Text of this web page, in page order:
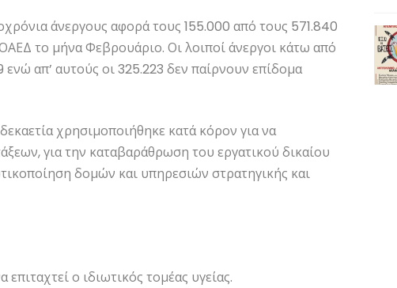
άνεργους αφορά τους 155.000 από τους 571.840
το μήνα Φεβρουάριο. Οι λοιποί άνεργοι κάτω από
απ’ αυτούς οι 325.223 δεν παίρνουν επίδομα
χρησιμοποιήθηκε κατά κόρον για να
για την καταβαράθρωση του εργατικού δικαίου
δομών και υπηρεσιών στρατηγικής και
ο ιδιωτικός τομέας υγείας.